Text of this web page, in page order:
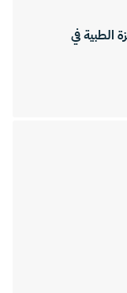
الطبية في